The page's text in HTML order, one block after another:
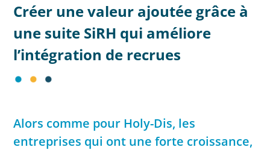
Créer une valeur ajoutée grâce à
une suite SiRH qui améliore
l’intégration de recrues
Alors comme pour Holy-Dis, les
entreprises qui ont une forte croissance,